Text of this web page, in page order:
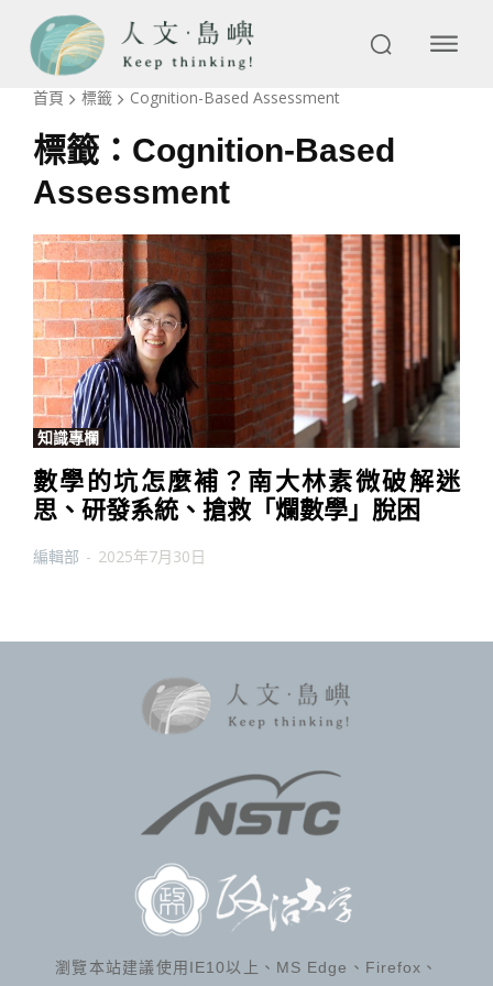
首頁 標籤 Cognition-Based Assessment
標籤： Cognition-Based
Assessment
知識專欄
數學的坑怎麼補？南大林素微破解迷
思、研發系統、搶救「爛數學」脫困
編輯部 - 2025年7月30日
瀏覽本站建議使用IE10以上、MS Edge、Firefox、